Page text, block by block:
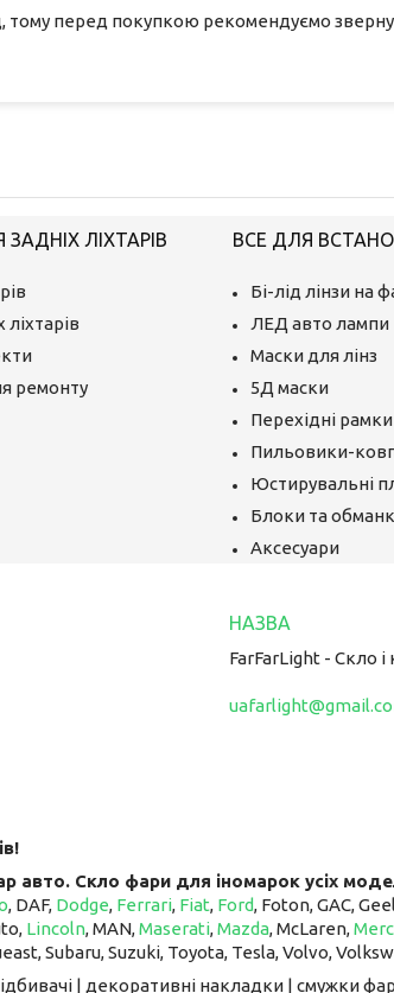
тому перед покупкою рекомендуємо
ЛІХТАРІВ
ліхтарів
ремонту
ВСЕ ДЛЯ
Бі-лід лінзи на
ЛЕД авто лампи
Маски для лінз
5Д маски
Перехідні рамки
Пильовики-
Юстирувальні
Блоки та
Аксесуари
FarFarLight - Cкло
авто. Скло фари для іномарок усіх
, DAF, Dodge, Ferrari, Fiat, Ford, Foton, GAC,
Lincoln, MAN,Maserati,Mazda, McLaren, ​​​​​​​
Subaru, Suzuki, Toyota, Tesla, Volvo,
| декоративні накладки | смужки